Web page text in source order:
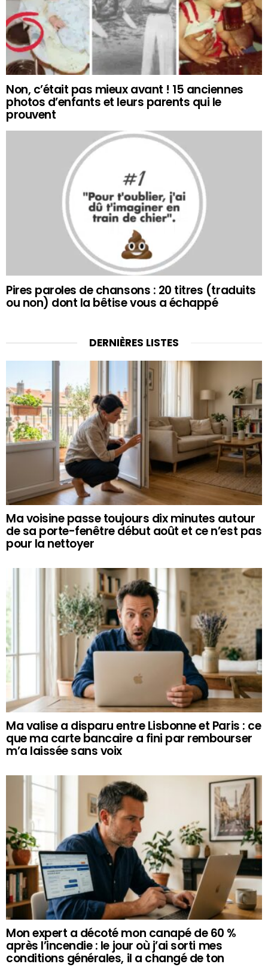
Non, c’était pas mieux avant ! 15 anciennes
photos d’enfants et leurs parents qui le
prouvent
Pires paroles de chansons : 20 titres (traduits
ou non) dont la bêtise vous a échappé
DERNIÈRES LISTES
Ma voisine passe toujours dix minutes autour
de sa porte-fenêtre début août et ce n’est pas
pour la nettoyer
Ma valise a disparu entre Lisbonne et Paris : ce
que ma carte bancaire a fini par rembourser
m’a laissée sans voix
Mon expert a décoté mon canapé de 60 %
après l’incendie : le jour où j’ai sorti mes
conditions générales, il a changé de ton